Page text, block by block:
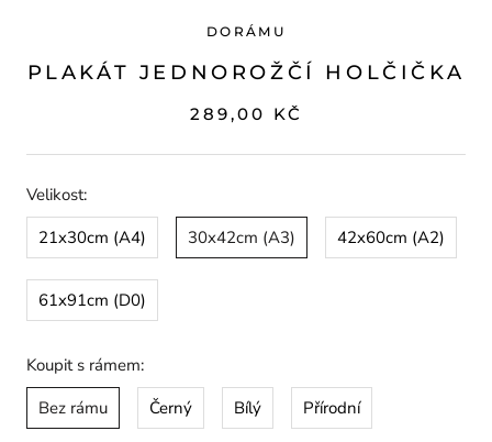
DORÁMU
PLAKÁT JEDNOROŽČÍ HOLČIČKA
289,00 KČ
Velikost:
21x30cm (A4)
30x42cm (A3) 42x60cm (A2)
61x91cm (D0)
Koupit s rámem:
Bez rámu
Černý Bílý Přírodní